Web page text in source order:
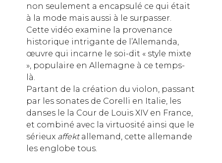
non seulement a encapsulé ce qui était
à la mode mais aussi à le surpasser.
Cette vidéo examine la provenance
historique intrigante de l’Allemanda,
œuvre qui incarne le soi-dit « style mixte
», populaire en Allemagne à ce temps-
là.
Partant de la création du violon, passant
par les sonates de Corelli en Italie, les
danses le la Cour de Louis XIV en France,
et combiné avec la virtuosité ainsi que le
sérieux affektallemand, cette allemande
les englobe tous.